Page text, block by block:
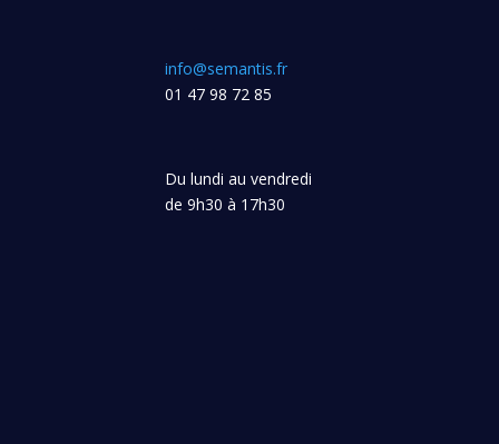
info@semantis.fr
01 47 98 72 85
Du lundi au vendredi
de 9h30 à 17h30